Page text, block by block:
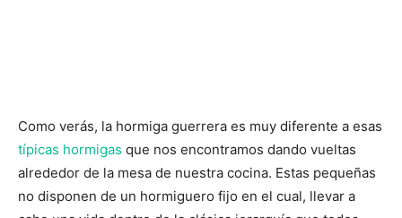
Como verás, la hormiga guerrera es muy diferente a esas
típicas hormigas que nos encontramos dando vueltas
alrededor de la mesa de nuestra cocina. Estas pequeñas
no disponen de un hormiguero fijo en el cual, llevar a